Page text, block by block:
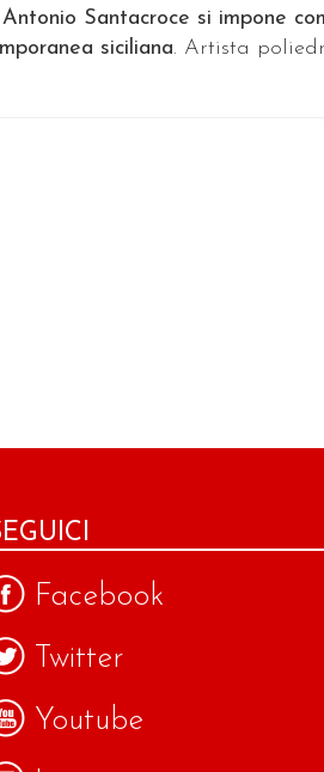
Santacroce si impone
siciliana. Artista
Facebook
Twitter
Youtube